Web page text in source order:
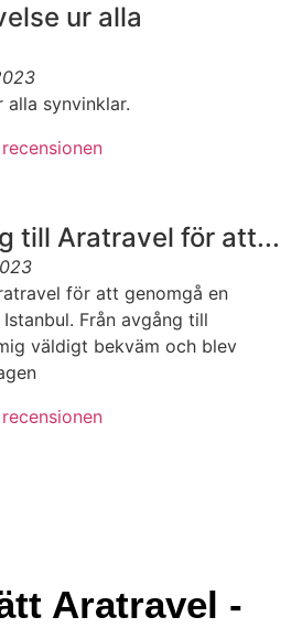
ur alla
alla synvinklar.
till Aratravel för att...
för att genomgå en
Från avgång till
väldigt bekväm och blev
Aratravel -